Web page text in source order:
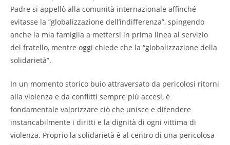
Padre si appellò alla comunità internazionale affinché
evitasse la “globalizzazione dell’indifferenza”, spingendo
anche la mia famiglia a mettersi in prima linea al servizio
del fratello, mentre oggi chiede che la “globalizzazione della
solidarietà”.
In un momento storico buio attraversato da pericolosi ritorni
alla violenza e da conflitti sempre più accesi, è
fondamentale valorizzare ciò che unisce e difendere
instancabilmente i diritti e la dignità di ogni vittima di
violenza. Proprio la solidarietà è al centro di una pericolosa